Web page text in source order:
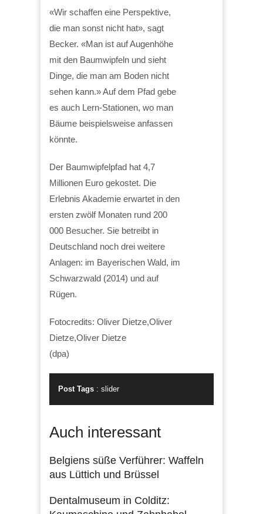
«Wir schaffen eine Perspektive,
die man sonst nicht hat», sagt
Becker. «Man ist auf Augenhöhe
mit den Baumwipfeln und sieht
Dinge, die man am Boden nicht
sehen kann.» Auf dem Pfad gebe
es auch Lern-Stationen, wo man
Bäume beispielsweise anfassen
könnte.
Der Baumwipfelpfad hat 4,7
Millionen Euro gekostet. Die
Erlebnis Akademie erwartet in den
ersten zwölf Monaten rund 200
000 Besucher. Sie betreibt in
Deutschland noch drei weitere
Anlagen: im Bayerischen Wald, im
Schwarzwald (2014) und auf
Rügen.
Fotocredits: Oliver Dietze,Oliver
Dietze,Oliver Dietze
(dpa)
Post Tags : slider
Auch interessant
Belgiens süße Verführer: Waffeln
aus Lüttich und Brüssel
Dentalmuseum in Colditz: